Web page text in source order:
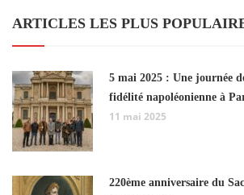
ARTICLES LES PLUS
5 mai 2025 : Une journée
fidélité napoléonienne à
11 mai 2025
220ème anniversaire du